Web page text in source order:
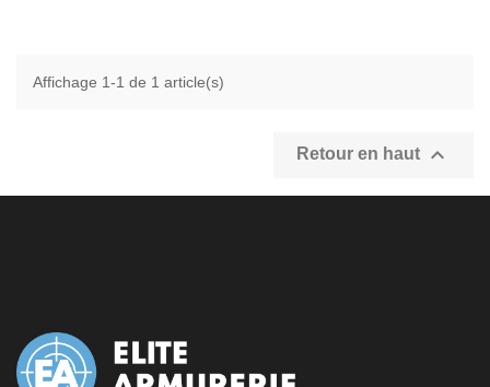
Affichage 1-1 de 1 article(s)
Retour en haut 